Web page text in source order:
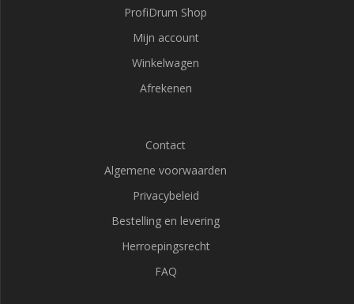
ProfiDrum Shop
Mijn account
Winkelwagen
Afrekenen
Contact
Algemene voorwaarden
Privacybeleid
Bestelling en levering
Herroepingsrecht
FAQ